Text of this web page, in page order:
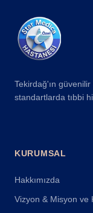
Tekirdağ'ın
standartlarda tıbbi
KURUMSAL
Hakkımızda
Vizyon & Misyon ve